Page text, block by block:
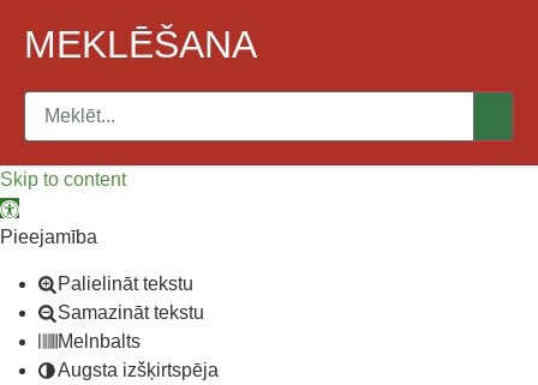
MEKLĒŠANA
Skip to content
Open toolbar
Pieejamība
Palielināt tekstu
Samazināt tekstu
Melnbalts
Augsta izšķirtspēja